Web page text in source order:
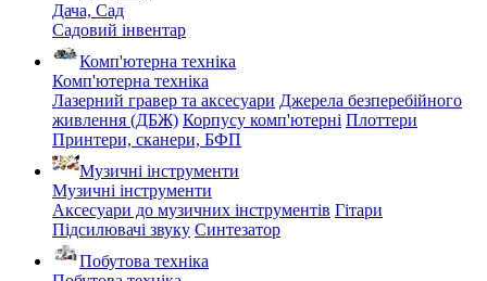
Дача, Сад
Садовий інвентар
Комп'ютерна техніка
Комп'ютерна техніка
Лазерний гравер та аксесуари Джерела безперебійного
живлення (ДБЖ) Корпусу комп'ютерні Плоттери
Принтери, сканери, БФП
Музичні інструменти
Музичні інструменти
Аксесуари до музичних інструментів Гітари
Підсилювачі звуку Синтезатор
Побутова техніка